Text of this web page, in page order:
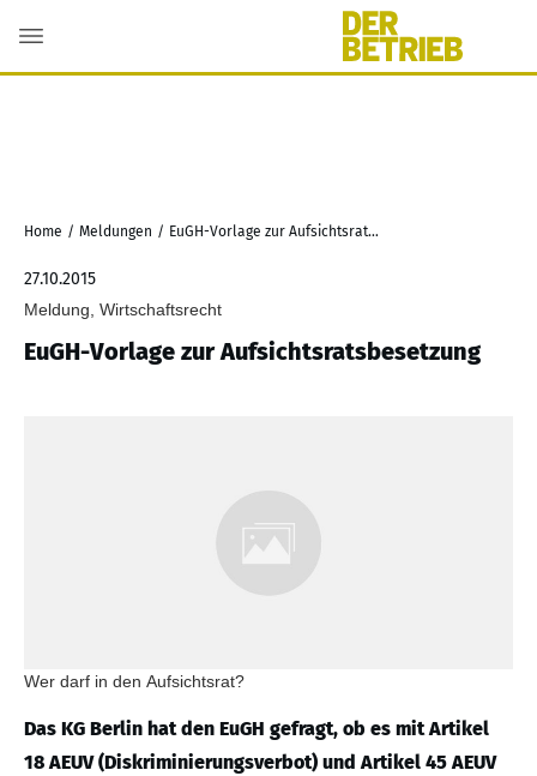
Home / Meldungen / EuGH-Vorlage zur Aufsichtsratsbesetzung
27.10.2015
Meldung, Wirtschaftsrecht
EuGH-Vorlage zur Aufsichtsratsbesetzung
Wer darf in den Aufsichtsrat?
Das KG Berlin hat den EuGH gefragt, ob es mit Artikel
18 AEUV (Diskriminierungsverbot) und Artikel 45 AEUV